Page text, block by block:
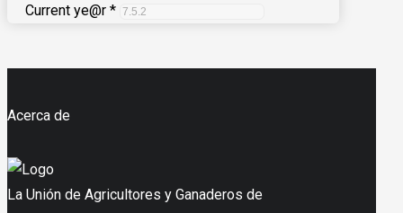
Current ye@r *
Acerca de
La Unión de Agricultores y Ganaderos de